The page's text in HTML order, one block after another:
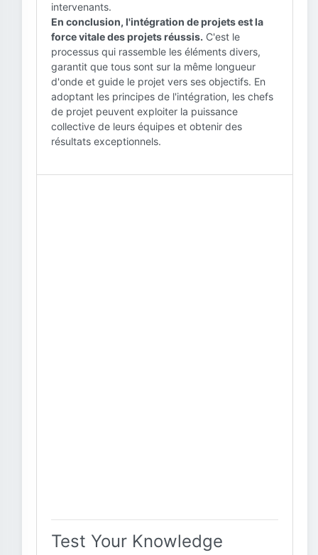
intervenants.
En conclusion, l'intégration de projets est la
force vitale des projets réussis. C'est le
processus qui rassemble les éléments divers,
garantit que tous sont sur la même longueur
d'onde et guide le projet vers ses objectifs. En
adoptant les principes de l'intégration, les chefs
de projet peuvent exploiter la puissance
collective de leurs équipes et obtenir des
résultats exceptionnels.
Test Your Knowledge